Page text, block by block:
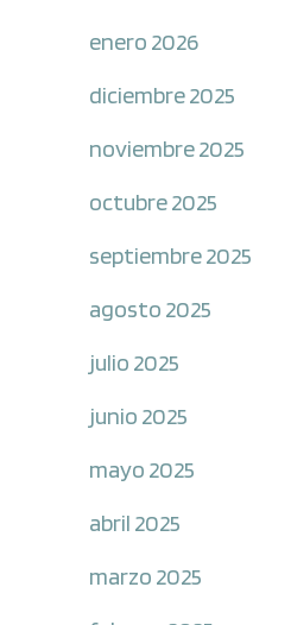
enero 2026
diciembre 2025
noviembre 2025
octubre 2025
septiembre 2025
agosto 2025
julio 2025
junio 2025
mayo 2025
abril 2025
marzo 2025